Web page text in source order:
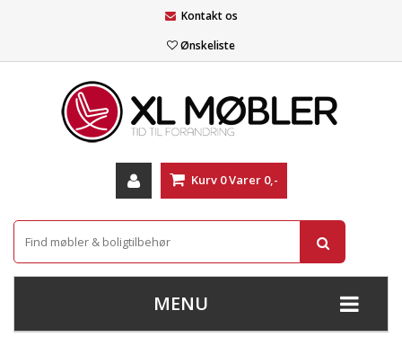
Kontakt os
Ønskeliste
Kurv 0Varer 0,-
MENU